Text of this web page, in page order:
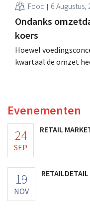
Food 6 Augustus,
Ondanks
koers
Hoewel
kwartaal de omzet
Evenementen
24
SEP
RETAIL
19
NOV